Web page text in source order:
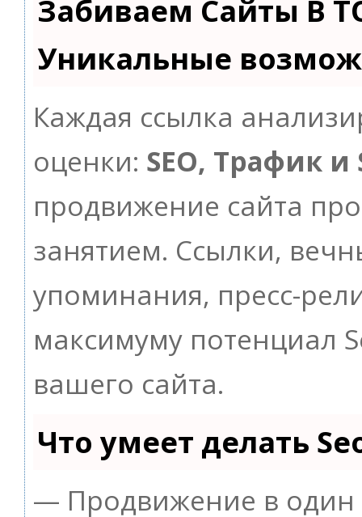
Забиваем Сайты В
Уникальные
Каждая ссылка
оценки: SEO, Трафик и
продвижение сайта
занятием. Ссылки,
упоминания, пресс-
максимуму потенциал
вашего сайта.
Что умеет делать
— Продвижение в один